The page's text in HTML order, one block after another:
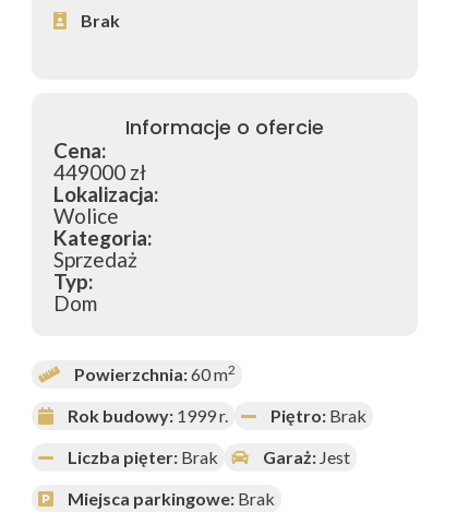
Brak
Informacje o ofercie
Cena:
449000 zł
Lokalizacja:
Wolice
Kategoria:
Sprzedaż
Typ:
Dom
Powierzchnia:60 m2
Rok budowy: 1999 r. Piętro: Brak
Liczba pięter: Brak Garaż: Jest
Miejsca parkingowe: Brak